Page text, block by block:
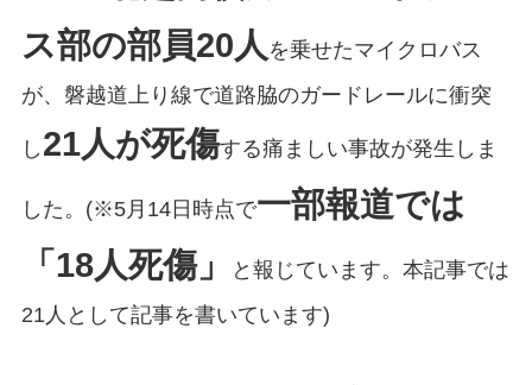
ス部の部員20人 を乗せたマイクロバス
が、磐越道上り線で道路脇のガードレールに衝突
し 21人が死傷する痛ましい事故が発生しま
した。(※5月14日時点で一部報道では
「18人死傷」
と報じています。本記事では
21人として記事を書いています)